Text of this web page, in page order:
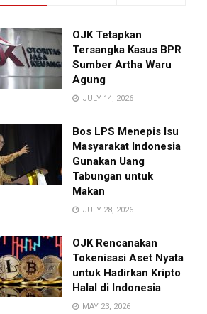
OJK Tetapkan
Tersangka Kasus BPR
Sumber Artha Waru
Agung
JULY 14, 2026
Bos LPS Menepis Isu
Masyarakat Indonesia
Gunakan Uang
Tabungan untuk
Makan
JULY 28, 2026
OJK Rencanakan
Tokenisasi Aset Nyata
untuk Hadirkan Kripto
Halal di Indonesia
MAY 23, 2026